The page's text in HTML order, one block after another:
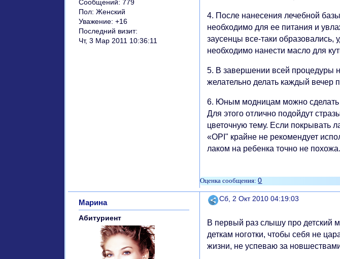
Сообщений: 779
Пол: Женский
Уважение: +16
Последний визит:
Чт, 3 Мар 2011 10:36:11
4. После нанесения лечебной
необходимо для ее питания и
заусенцы все-таки образовались,
необходимо нанести масло для
5. В завершении всей процедуры
желательно делать каждый вечер
6. Юным модницам можно сделать
Для этого отлично подойдут
цветочную тему. Если покрывать
«OPI" крайне не рекомендует
лаком на ребенка точно не
0
Поделиться
Сб, 2 Окт 2010 04:19:03
Марина
Абитуриент
В первый раз слышу про детский
деткам ноготки, чтобы себя не
жизни, не успеваю за